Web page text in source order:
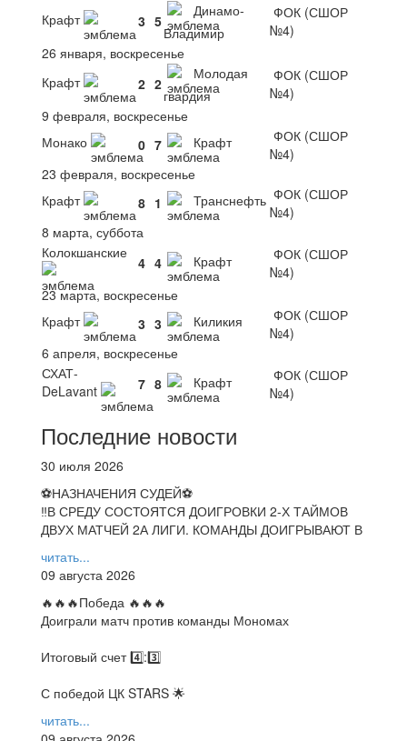
Крафт
3 5
Динамо-
Владимир
ФОК (СШОР
№4)
26 января, воскресенье
Крафт
2 2
Молодая
гвардия
ФОК (СШОР
№4)
9 февраля, воскресенье
Монако
0 7 Крафт
ФОК (СШОР
№4)
23 февраля, воскресенье
Крафт
8 1 Транснефть ФОК (СШОР
№4)
8 марта, суббота
Колокшанские
4 4 Крафт
ФОК (СШОР
№4)
23 марта, воскресенье
Крафт
3 3 Киликия
ФОК (СШОР
№4)
6 апреля, воскресенье
СХАТ-
DeLavant
7 8 Крафт
ФОК (СШОР
№4)
Последние новости
30 июля 2026
⚽НАЗНАЧЕНИЯ СУДЕЙ⚽
‼В СРЕДУ СОСТОЯТСЯ ДОИГРОВКИ 2-Х ТАЙМОВ
ДВУХ МАТЧЕЙ 2А ЛИГИ. КОМАНДЫ ДОИГРЫВАЮТ В
читать...
09 августа 2026
🔥🔥🔥Победа 🔥🔥🔥
Доиграли матч против команды Мономах
Итоговый счет 4️⃣:3️⃣
С победой ЦК STARS 🌟
читать...